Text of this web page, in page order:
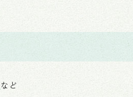
など